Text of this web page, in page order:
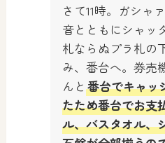
さて11時。ガシャ
音とともにシャッ
札ならぬプラ札の
み、番台へ。券売
んと番台でキャッ
たため番台でお支
ル、バスタオル、